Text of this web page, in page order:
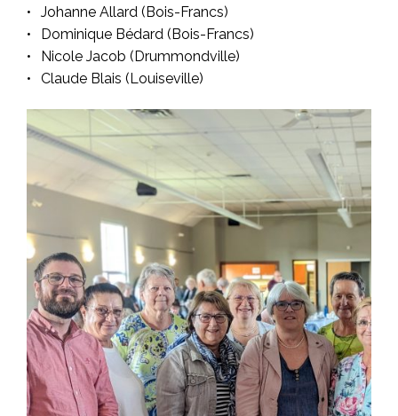
Johanne Allard (Bois-Francs)
Dominique Bédard (Bois-Francs)
Nicole Jacob (Drummondville)
Claude Blais (Louiseville)